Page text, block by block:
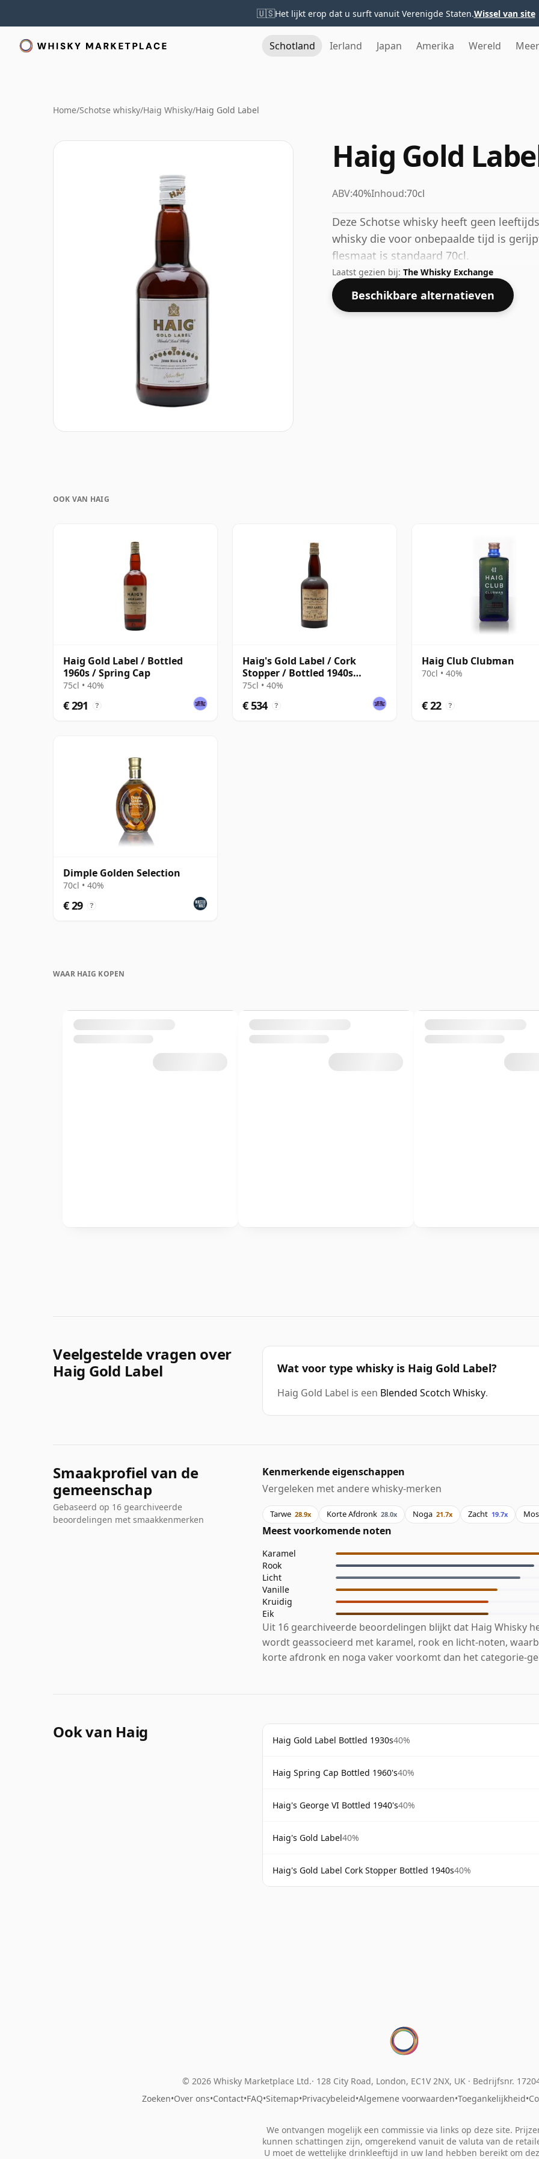
🇺🇸Het lijkt erop dat u surft vanuit Verenigde Staten.Wissel van site
Schotland Ierland Japan Amerika Wereld Meer
Home/Schotse whisky/Haig Whisky/Haig Gold Label
Haig Gold
ABV:40%Inhoud:70cl
Deze Schotse whisky heeft geen
whisky die voor onbepaalde tijd is
flesmaat is standaard 70cl.
Laatst gezien bij: The Whisky Exchange
Beschikbare alternatieven
OOK VAN HAIG
Haig Gold Label / Bottled
1960s / Spring Cap
75cl • 40%
€ 291 ?
Haig's Gold Label / Cork
Stopper / Bottled 1940s
(GEORGE VI)
75cl • 40%
€ 534 ?
Haig Club Clubman
70cl • 40%
€ 22 ?
Dimple Golden Selection
70cl • 40%
€ 29 ?
WAAR HAIG KOPEN
Veelgestelde vragen over
Haig Gold Label
Wat voor type whisky is Haig Gold Label?
Haig Gold Label is een Blended Scotch Whisky.
Smaakprofiel van de
gemeenschap
Gebaseerd op 16 gearchiveerde
beoordelingen met smaakkenmerken
Kenmerkende eigenschappen
Vergeleken met andere whisky-merken
Tarwe 28.9x Korte Afdronk 28.0x Noga 21.7x Zacht 19.7x Mos
Meest voorkomende noten
Karamel
Rook
Licht
Vanille
Kruidig
Eik
Uit 16 gearchiveerde beoordelingen blijkt dat Haig Whisky
wordt geassocieerd met karamel, rook en licht-noten,
korte afdronk en noga vaker voorkomt dan het categorie-
Ook van Haig Haig Gold Label Bottled 1930s40%
Haig Spring Cap Bottled 1960's40%
Haig's George VI Bottled 1940's40%
Haig's Gold Label40%
Haig's Gold Label Cork Stopper Bottled 1940s40%
© 2026 Whisky Marketplace Ltd. 128 City Road, London, EC1V 2NX, UK · Bedrijfsnr.
Zoeken•Over ons•Contact•FAQ•Sitemap•Privacybeleid•Algemene voorwaarden•Toegankelijkheid•
We ontvangen mogelijk een commissie via links op deze site.
kunnen schattingen zijn, omgerekend vanuit de valuta van de
U moet de wettelijke drinkleeftijd in uw land hebben bereikt om